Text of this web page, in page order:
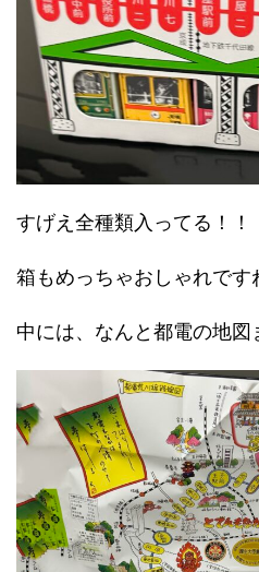
すげえ全種類入ってる！！
箱もめっちゃおしゃれで
中には、なんと都電の地図